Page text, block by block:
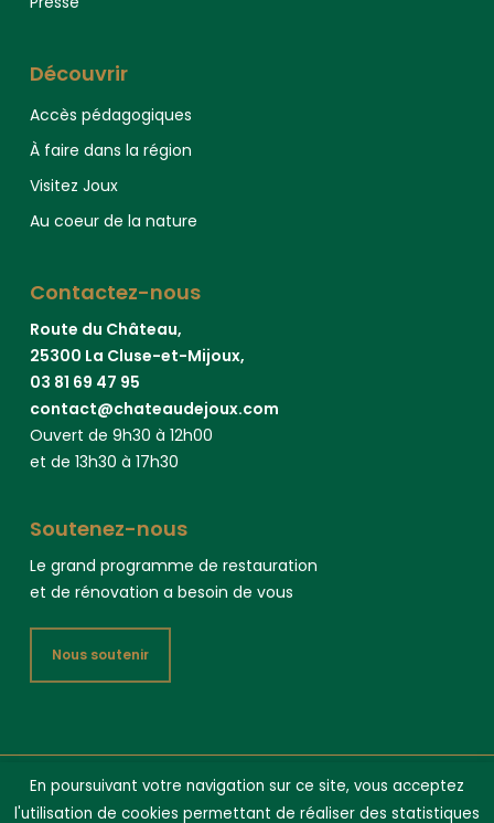
Découvrir
Accès pédagogiques
À faire dans la région
Visitez Joux
Au coeur de la nature
Contactez-nous
Route du Château,
25300 La Cluse-et-Mijoux,
03 81 69 47 95
contact@chateaudejoux.com
Ouvert de 9h30 à 12h00
et de 13h30 à 17h30
Soutenez-nous
Le grand programme de restauration
et de rénovation a besoin de vous
Nous soutenir
Château de Joux 2025 -Mentions légales- Crédit vidéo : Jean-
Marc Phan Van
En poursuivant votre navigation sur ce site, vous acceptez
l'utilisation de cookies permettant de réaliser des statistiques